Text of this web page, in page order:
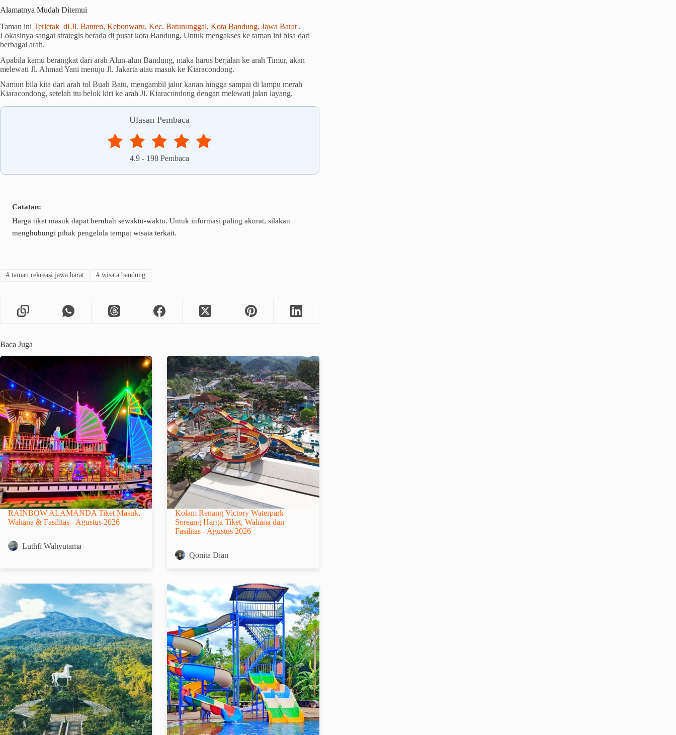
Alamatnya Mudah Ditemui
Taman ini Terletak di Jl. Banten, Kebonwaru, Kec. Batununggal, Kota Bandung, Jawa Barat .
Lokasinya sangat strategis berada di pusat kota Bandung, Untuk mengakses ke taman ini bisa dari
berbagai arah.
Apabila kamu berangkat dari arah Alun-alun Bandung, maka harus berjalan ke arah Timur, akan
melewati Jl. Ahmad Yani menuju Jl. Jakarta atau masuk ke Kiaracondong.
Namun bila kita dari arah tol Buah Batu, mengambil jalur kanan hingga sampai di lampu merah
Kiaracondong, setelah itu belok kiri ke arah Jl. Kiaracondong dengan melewati jalan layang.
Ulasan Pembaca
4.9 - 198 Pembaca
Catatan:
Harga tiket masuk dapat berubah sewaktu-waktu. Untuk informasi paling akurat, silakan
menghubungi pihak pengelola tempat wisata terkait.
#taman rekreasi jawa barat #wisata bandung
Baca Juga
RAINBOW ALAMANDA Tiket Masuk,
Wahana & Fasilitas - Agustus 2026
Luthfi Wahyutama
Kolam Renang Victory Waterpark
Soreang Harga Tiket, Wahana dan
Fasilitas - Agustus 2026
Qonita Dian